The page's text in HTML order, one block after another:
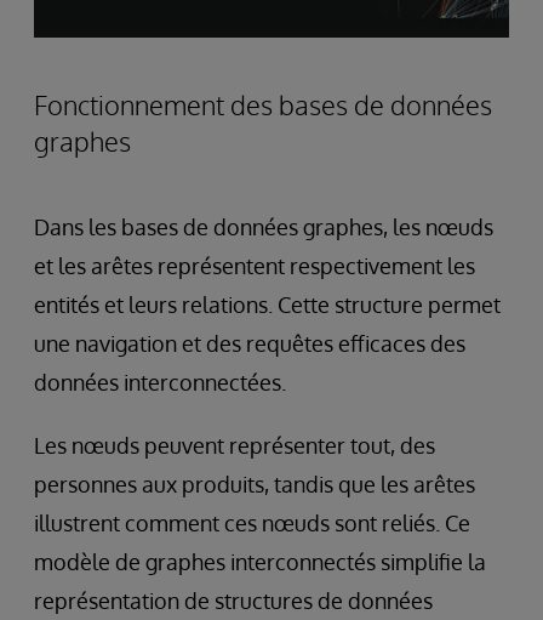
Fonctionnement des bases de données
graphes
Dans les bases de données graphes, les nœuds
et les arêtes représentent respectivement les
entités et leurs relations. Cette structure permet
une navigation et des requêtes efficaces des
données interconnectées.
Les nœuds peuvent représenter tout, des
personnes aux produits, tandis que les arêtes
illustrent comment ces nœuds sont reliés. Ce
modèle de graphes interconnectés simplifie la
représentation de structures de données